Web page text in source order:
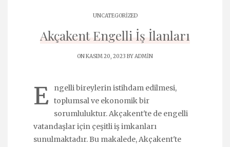
UNCATEGORIZED
Akçakent Engelli İş İlanları
ON KASIM 20, 2023 BYADMIN
E
ngelli bireylerin istihdam edilmesi,
toplumsal ve ekonomik bir
sorumluluktur. Akçakent'te de engelli
vatandaşlar için çeşitli iş imkanları
sunulmaktadır. Bu makalede, Akçakent'te